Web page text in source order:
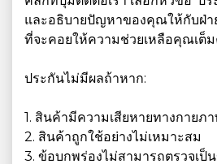
และอธิบายปัญหาของคุณให้กับฝ่า
ที่จะคอยให้ความช่วยเหลือคุณเต็
ประกันไม่มีผลถ้าหาก:
1. สินค้ามีความเสียหายทางกายภ
2. สินค้าถูกใช้อย่างไม่เหมาะสม
3. ข้อบกพร่องไม่สามารถตรวจเป็